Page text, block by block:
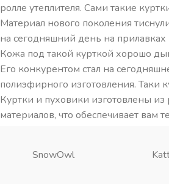
ролле утеплителя. Сами такие
Материал нового поколения
на сегодняшний день на
Кожа под такой курткой хорошо
Его конкурентом стал на
полиэфирного изготовления. Таки
Куртки и пуховики изготовлены
материалов, что обеспечивает вам
SnowOwl